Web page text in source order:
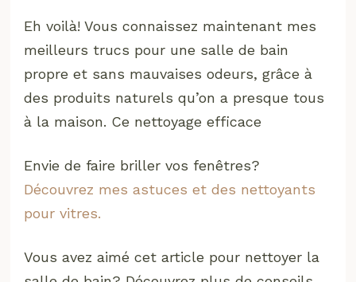
Eh voilà! Vous connaissez maintenant mes
meilleurs trucs pour une salle de bain
propre et sans mauvaises odeurs, grâce à
des produits naturels qu’on a presque tous
à la maison. Ce nettoyage efficace
Envie de faire briller vos fenêtres?
Découvrez mes astuces et des nettoyants
pour vitres.
Vous avez aimé cet article pour nettoyer la